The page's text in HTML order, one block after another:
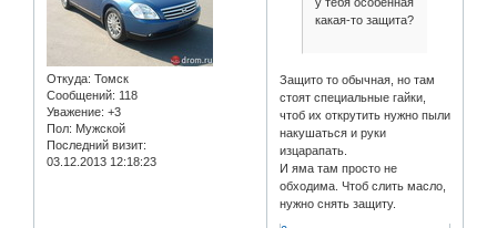
Откуда: Томск
Сообщений: 118
Уважение: +3
Пол: Мужской
Последний визит:
03.12.2013 12:18:23
какая-то защита?
Защито то обычная, но там
стоят специальные гайки,
чтоб их открутить нужно пыли
накушаться и руки
изцарапать.
И яма там просто не
обходима. Чтоб слить масло,
нужно снять защиту.